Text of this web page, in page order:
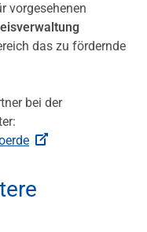
vorgesehenen
das zu fördernde
bei der